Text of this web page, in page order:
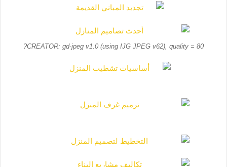
CREATOR: gd-jpeg v1.0 (using IJG JPEG v62), quality = 80?